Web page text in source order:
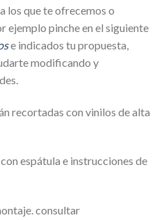
los que te ofrecemos o
ejemplo pinche en el siguiente
e indicados tu propuesta,
modificando y
recortadas con vinilos de alta
espátula e instrucciones de
consultar